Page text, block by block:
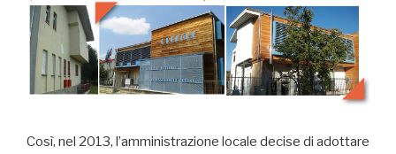
Così, nel 2013, l’amministrazione locale decise di adottare